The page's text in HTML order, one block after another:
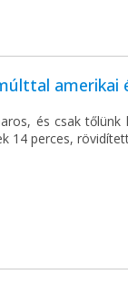
és csak
14 perces,